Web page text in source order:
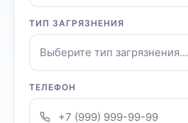
ТИП ЗАГРЯЗНЕНИЯ
Выберите тип загрязнения…
ТЕЛЕФОН